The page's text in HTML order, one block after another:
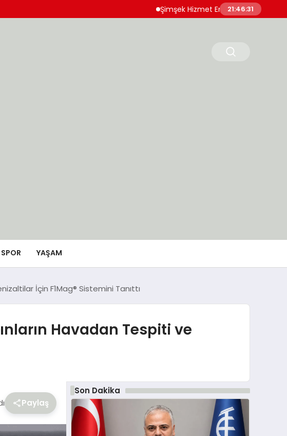
Şimşek Hizmet Enflasyonunda Katılığın
21:46:33
SPOR YAŞAM
İçin F1Mag® Sistemini Tanıttı
Havadan Tespiti ve
Paylaş
Son Dakika